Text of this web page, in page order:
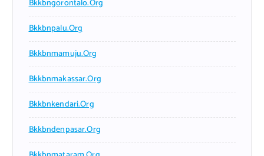
Bkkbngorontalo.org
Bkkbnpalu.org
Bkkbnmamuju.org
Bkkbnmakassar.org
Bkkbnkendari.org
Bkkbndenpasar.org